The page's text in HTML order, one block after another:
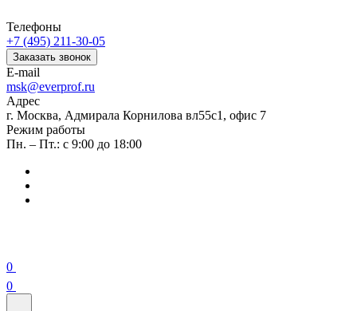
Телефоны
+7 (495) 211-30-05
Заказать звонок
E-mail
msk@everprof.ru
Адрес
г. Москва, Адмирала Корнилова вл55с1, офис 7
Режим работы
Пн. – Пт.: с 9:00 до 18:00
0
0